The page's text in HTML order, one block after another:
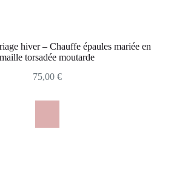
hiver – Chauffe épaules mariée en
maille torsadée moutarde
75,00 €